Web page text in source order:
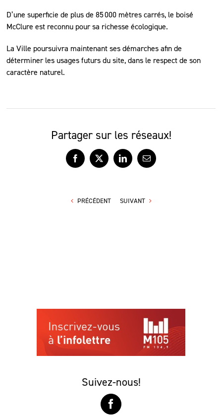
D’une superficie de plus de 85 000 mètres carrés, le boisé
McClure est reconnu pour sa richesse écologique.
La Ville poursuivra maintenant ses démarches afin de
déterminer les usages futurs du site, dans le respect de son
caractère naturel.
Partager sur les réseaux!
Facebook
X LinkedInCourriel
PRÉCÉDENT SUIVANT
Suivez-nous!